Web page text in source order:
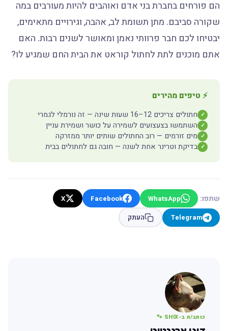
הם פורחים בחברת בני אדם ואוהבים להיות מעורבים במה
שקורה סביבם. מתן תשומת לב, אהבה, וגירויים מתאימים,
יבטיחו לכם חבר פרוותי נאמן ומאושר לשנים רבות. האם
אתם מוכנים לתת לחתול קוראט את הבית החם שמגיע לו?
⚡ טיפים מהירים
✓ חתולים צריכים 12–16 שעות שינה — זה נורמלי לגמרי
✓ השתמשו בצעצועים לשמירה על כושר ושמירת עניין
✓ מים זורמים — רוב החתולים שותים יותר ממזרקה
✓ בדיקת וטרינר אחת לשנה — חובה גם לחתולים בבית
שתפו: WhatsApp
Facebook
X
Telegram
העתק
כותב/ת ב-SHIX 🐾